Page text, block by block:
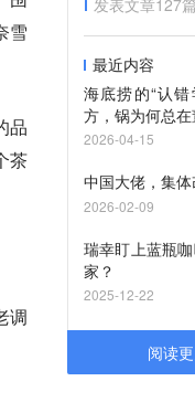
雪
品
茶
调
发表文章127篇
最近内容
海底捞的“认
方，锅为何总在
2026-04-15
中国大佬，集体
2026-02-09
瑞幸盯上蓝瓶
家？
2025-12-22
阅读